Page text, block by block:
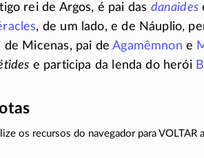
rei de Argos, é pai das danaides
, de um lado, e de Náuplio,
de Micenas, pai deAgamêmnon e
e participa da lenda do herói
os recursos do navegador para VOLTAR